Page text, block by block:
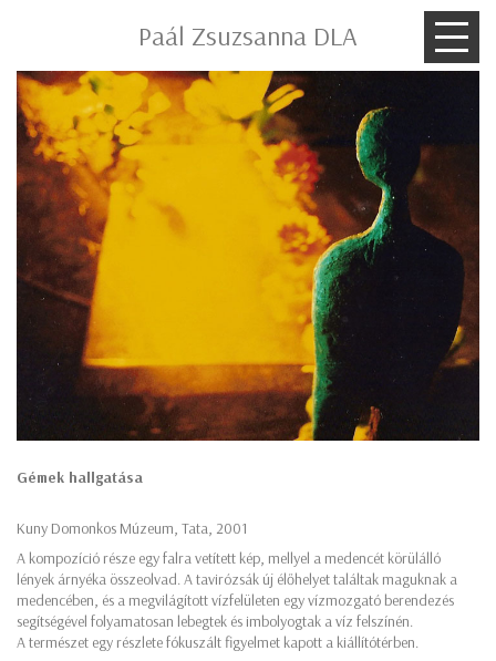
Paál Zsuzsanna DLA
Gémek hallgatása
Kuny Domonkos Múzeum, Tata, 2001
A kompozíció része egy falra vetített kép, mellyel a medencét körülálló
lények árnyéka összeolvad. A tavirózsák új élőhelyet találtak maguknak a
medencében, és a megvilágított vízfelületen egy vízmozgató berendezés
segítségével folyamatosan lebegtek és imbolyogtak a víz felszínén.
A természet egy részlete fókuszált figyelmet kapott a kiállítótérben.